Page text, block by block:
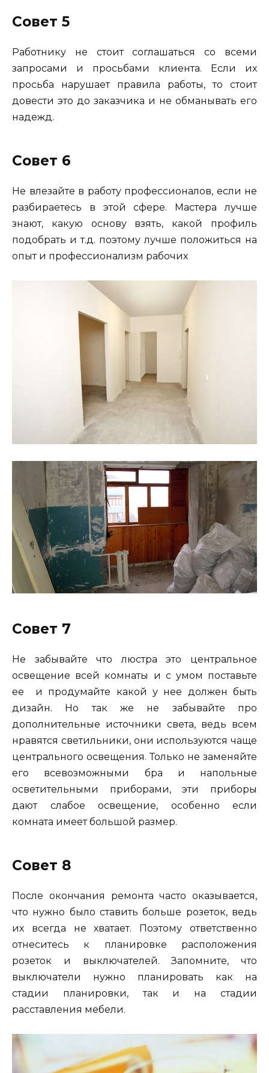
Совет 5
Работнику не стоит соглашаться со всеми
запросами и просьбами клиента. Если их
просьба нарушает правила работы, то стоит
довести это до заказчика и не обманывать его
надежд.
Совет 6
Не влезайте в работу профессионалов, если не
разбираетесь в этой сфере. Мастера лучше
знают, какую основу взять, какой профиль
подобрать и т.д. поэтому лучше положиться на
опыт и профессионализм рабочих
Совет 7
Не забывайте что люстра это центральное
освещение всей комнаты и с умом поставьте
ее и продумайте какой у нее должен быть
дизайн. Но так же не забывайте про
дополнительные источники света, ведь всем
нравятся светильники, они используются чаще
центрального освещения. Только не заменяйте
его всевозможными бра и напольные
осветительными приборами, эти приборы
дают слабое освещение, особенно если
комната имеет большой размер.
Совет 8
После окончания ремонта часто оказывается,
что нужно было ставить больше розеток, ведь
их всегда не хватает. Поэтому ответственно
отнеситесь к планировке расположения
розеток и выключателей. Запомните, что
выключатели нужно планировать как на
стадии планировки, так и на стадии
расставления мебели.